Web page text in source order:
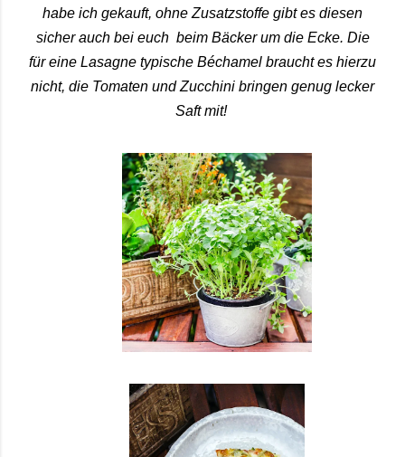
habe ich gekauft, ohne Zusatzstoffe gibt es diesen
sicher auch bei euch beim Bäcker um die Ecke. Die
für eine Lasagne typische Béchamel braucht es hierzu
nicht, die Tomaten und Zucchini bringen genug lecker
Saft mit!